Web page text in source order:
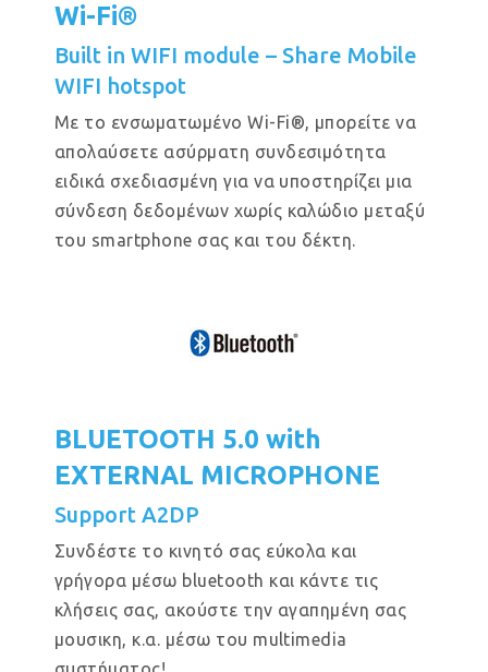
Wi-Fi®
Built in WIFI module – Share Mobile
WIFI hotspot
Με το ενσωματωμένο Wi-Fi®, μπορείτε να
απολαύσετε ασύρματη συνδεσιμότητα
ειδικά σχεδιασμένη για να υποστηρίζει μια
σύνδεση δεδομένων χωρίς καλώδιο μεταξύ
του smartphone σας και του δέκτη.
BLUETOOTH 5.0 with
EXTERNAL MICROPHONE
Support A2DP
Συνδέστε το κινητό σας εύκολα και
γρήγορα μέσω bluetooth και κάντε τις
κλήσεις σας, ακούστε την αγαπημένη σας
μουσικη, κ.α. μέσω του multimedia